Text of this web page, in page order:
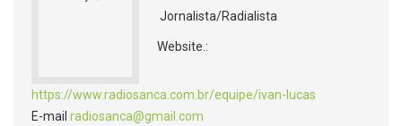
Jornalista/Radialista
Website.:
https://www.radiosanca.com.br/equipe/ivan-lucas
E-mail radiosanca@gmail.com